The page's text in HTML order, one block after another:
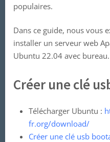
populaires.
Dans ce guide, nous vous
installer un serveur web
Ubuntu 22.04 avec bureau.
Créer une clé
Télécharger Ubuntu :
fr.org/download/
Créer une clé usb